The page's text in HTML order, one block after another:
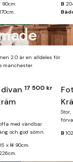
90cm.
B
2.0 är en alldeles för
manchester.
17 500 kr
med vändbar
och god sömn.
x H 90cm.
B